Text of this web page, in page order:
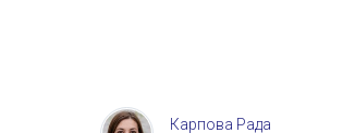
Карпова Рада